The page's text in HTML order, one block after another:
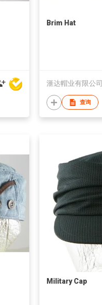
Brim Hat
滙达帽业有限公司
查询
Military Cap